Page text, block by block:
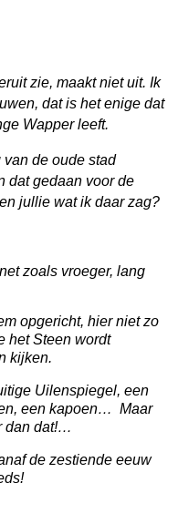
zie, maakt niet uit. Ik
dat is het enige dat
Wapper leeft.
de oude stad
dat gedaan voor de
jullie wat ik daar zag?
zoals vroeger, lang
opgericht, hier niet zo
het Steen wordt
kijken.
Uilenspiegel, een
een kapoen… Maar
dan dat!…
de zestiende eeuw